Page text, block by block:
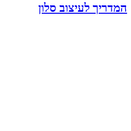
המדריך לעיצוב סלון